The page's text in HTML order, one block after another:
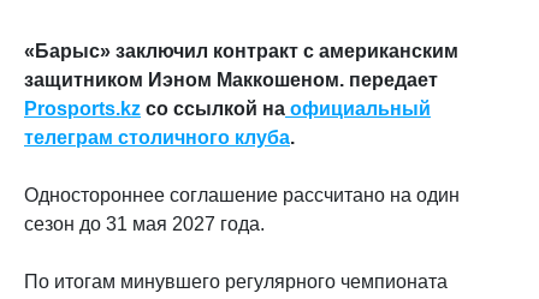
«Барыс» заключил контракт с американским
защитником Иэном Маккошеном. передает
Prosports.kz со ссылкой на официальный
телеграм столичного клуба.
Одностороннее соглашение рассчитано на один
сезон до 31 мая 2027 года.
По итогам минувшего регулярного чемпионата